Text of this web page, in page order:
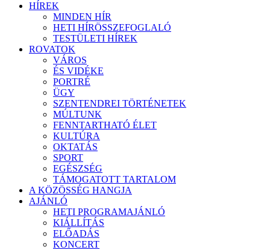
HÍREK
MINDEN HÍR
HETI HÍRÖSSZEFOGLALÓ
TESTÜLETI HÍREK
ROVATOK
VÁROS
ÉS VIDÉKE
PORTRÉ
ÜGY
SZENTENDREI TÖRTÉNETEK
MÚLTUNK
FENNTARTHATÓ ÉLET
KULTÚRA
OKTATÁS
SPORT
EGÉSZSÉG
TÁMOGATOTT TARTALOM
A KÖZÖSSÉG HANGJA
AJÁNLÓ
HETI PROGRAMAJÁNLÓ
KIÁLLÍTÁS
ELŐADÁS
KONCERT